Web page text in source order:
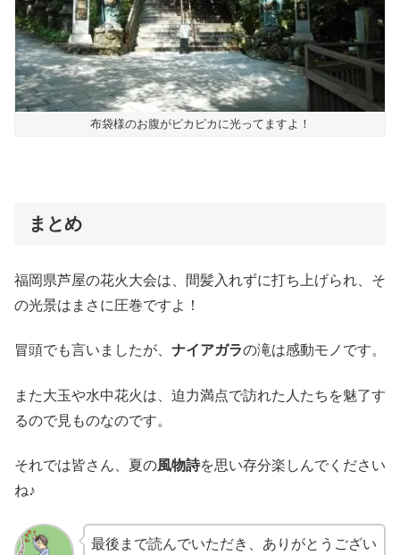
布袋様のお腹がピカピカに光ってますよ！
まとめ
福岡県芦屋の花火大会は、間髪入れずに打ち上げられ、そ
の光景はまさに圧巻ですよ！
冒頭でも言いましたが、 ナイアガラの滝は感動モノです。
また大玉や水中花火は、迫力満点で訪れた人たちを魅了す
るので見ものなのです。
それでは皆さん、夏の風物詩を思い存分楽しんでください
ね♪
最後まで読んでいただき、ありがとうござい